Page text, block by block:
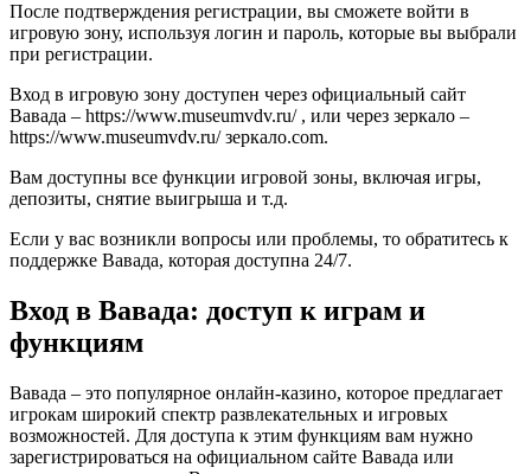
После подтверждения регистрации, вы сможете войти в
игровую зону, используя логин и пароль, которые вы выбрали
при регистрации.
Вход в игровую зону доступен через официальный сайт
Вавада – https://www.museumvdv.ru/ , или через зеркало –
https://www.museumvdv.ru/ зеркало.com.
Вам доступны все функции игровой зоны, включая игры,
депозиты, снятие выигрыша и т.д.
Если у вас возникли вопросы или проблемы, то обратитесь к
поддержке Вавада, которая доступна 24/7.
Вход в Вавада: доступ к играм и
функциям
Вавада – это популярное онлайн-казино, которое предлагает
игрокам широкий спектр развлекательных и игровых
возможностей. Для доступа к этим функциям вам нужно
зарегистрироваться на официальном сайте Вавада или